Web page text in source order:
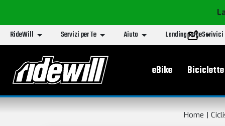
RideWill Servizi per Te Aiuto Landing PageScrivici
Menu
eBike Biciclette
Home